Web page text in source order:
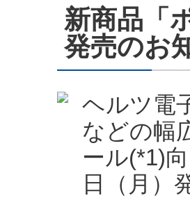
新商品「
発売のお
ヘルツ電
などの幅
ール(*1)
日（月）